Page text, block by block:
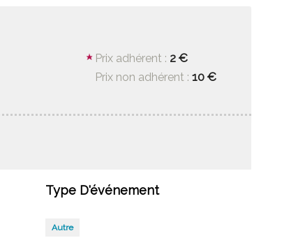
Prix adhérent : 2 €
Prix non adhérent : 10 €
Type D'événement
Autre